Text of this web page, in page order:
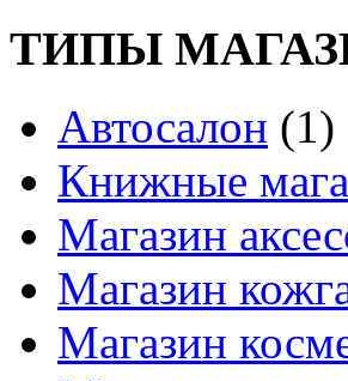
ТИПЫ
Автосалон (1)
Книжные
Магазин
Магазин
Магазин